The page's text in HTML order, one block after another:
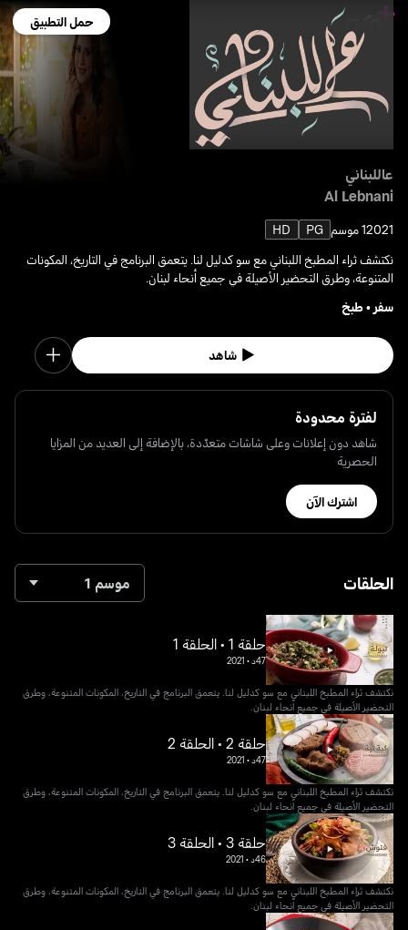
حمل التطبيق
عاللبناني
Al Lebnani
20211 موسم PG
HD
نكتشف ثراء المطبخ اللبناني مع سو كدليل لنا. يتعمق البرنامج في التاريخ، المكونات
المتنوعة، وطرق التحضير الأصيلة في جميع أنحاء لبنان.
سفر • طبخ
شاهد
لفترة محدودة
شاهد دون إعلانات وعلى شاشات متعدّدة، بالإضافة إلى العديد من المزايا
الحصرية
اشترك الآن
الحلقات موسم 1
حلقة 1 • الحلقة 1
47د •
2021
نكتشف ثراء المطبخ اللبناني مع سو كدليل لنا. يتعمق البرنامج في التاريخ، المكونات المتنوعة، وطرق
التحضير الأصيلة في جميع أنحاء لبنان.
حلقة 2 • الحلقة 2
47د •
2021
نكتشف ثراء المطبخ اللبناني مع سو كدليل لنا. يتعمق البرنامج في التاريخ، المكونات المتنوعة، وطرق
التحضير الأصيلة في جميع أنحاء لبنان.
حلقة 3 • الحلقة 3
46د •
2021
نكتشف ثراء المطبخ اللبناني مع سو كدليل لنا. يتعمق البرنامج في التاريخ، المكونات المتنوعة، وطرق
التحضير الأصيلة في جميع أنحاء لبنان.